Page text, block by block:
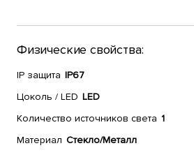
Физические свойства:
IP защита IP67
Цоколь / LED LED
Количество источников света 1
Материал Стекло/Металл